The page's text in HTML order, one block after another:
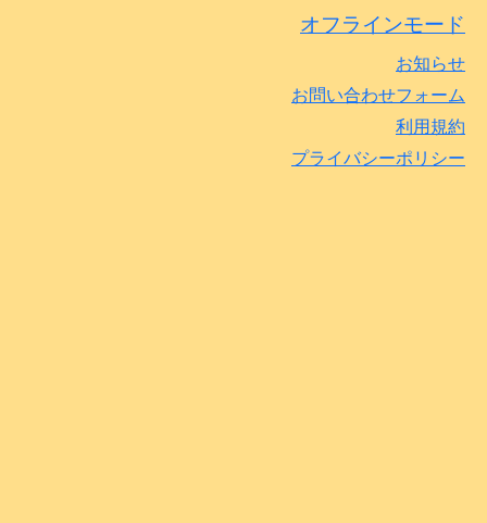
オフラインモード
お知らせ
お問い合わせフォーム
利用規約
プライバシーポリシー